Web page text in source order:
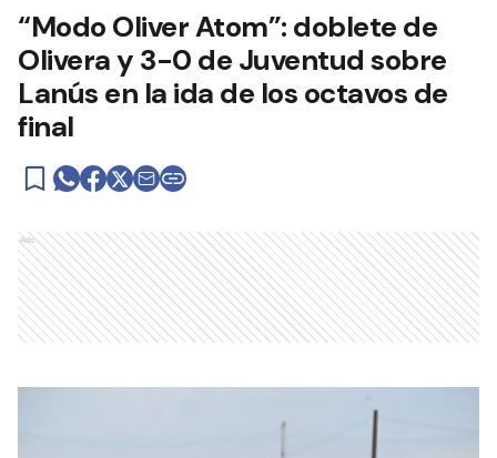
“Modo Oliver Atom”: doblete de
Olivera y 3-0 de Juventud sobre
Lanús en la ida de los octavos de
final
Ads